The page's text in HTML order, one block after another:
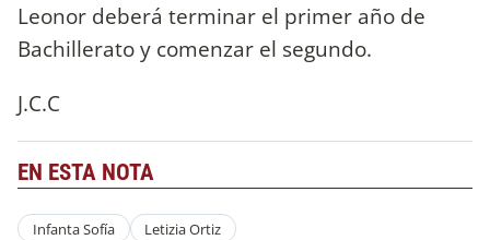
Leonor deberá terminar el primer año de
Bachillerato y comenzar el segundo.
J.C.C
EN ESTA NOTA
Infanta Sofía Letizia Ortiz